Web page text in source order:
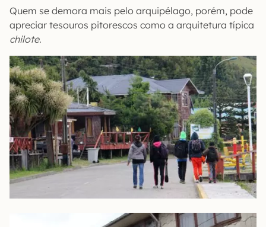
Quem se demora mais pelo arquipélago, porém, pode
apreciar tesouros pitorescos como a arquitetura típica
chilote.